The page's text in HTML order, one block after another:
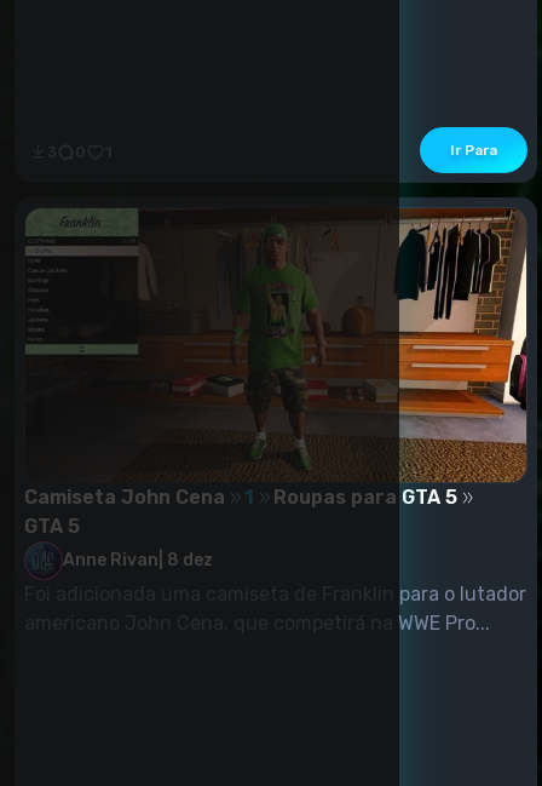
Ir Para
Camiseta John Cena 1
Roupas para GTA 5
GTA 5
Anne Rivan 8 dez
Foi adicionada uma camiseta de Franklin para o lutador
americano John Cena, que competirá na WWE Pro...